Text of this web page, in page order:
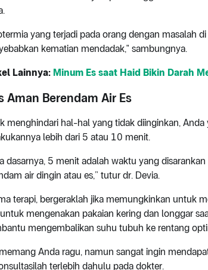
yang terjadi pada orang dengan masalah
kematian mendadak," sambungnya.
Lainnya: Minum Es saat Haid Bikin Darah
Aman Berendam Air Es
menghindari hal-hal yang tidak diinginkan,
lebih dari 5 atau 10 menit.
dasarnya, 5 menit adalah waktu yang
air dingin atau es,” tutur dr. Devia.
terapi, bergeraklah jika memungkinkan untuk
mengenakan pakaian kering dan longgar
mengembalikan suhu tubuh ke rentang
Anda ragu, namun sangat ingin
terlebih dahulu pada dokter.